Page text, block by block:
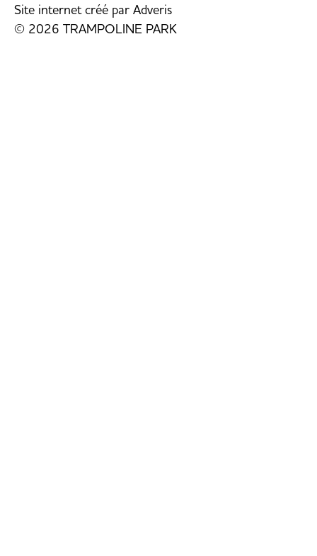
Site internet créé par Adveris
© 2026 TRAMPOLINE PARK